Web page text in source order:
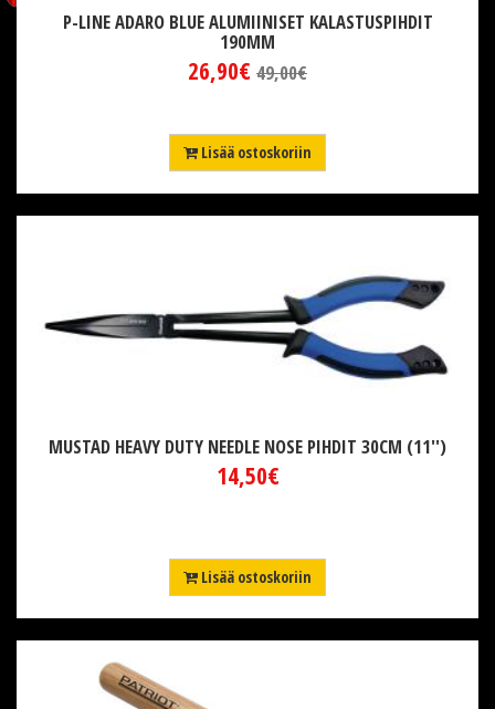
P-LINE ADARO BLUE ALUMIINISET KALASTUSPIHDIT
190MM
26,90€ 49,00€
Lisää ostoskoriin
MUSTAD HEAVY DUTY NEEDLE NOSE PIHDIT 30CM (11'')
14,50€
Lisää ostoskoriin